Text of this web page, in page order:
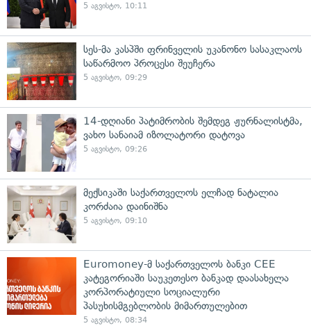
5 აგვისტო, 10:11
სეს-მა კასპში ფრინველის უკანონო სასაკლაოს
საწარმოო პროცესი შეუჩერა
5 აგვისტო, 09:29
14-დღიანი პატიმრობის შემდეგ ჟურნალისტმა,
ვახო სანაიამ იზოლატორი დატოვა
5 აგვისტო, 09:26
მექსიკაში საქართველოს ელჩად ნატალია
კორძაია დაინიშნა
5 აგვისტო, 09:10
Euromoney-მ საქართველოს ბანკი CEE
კატეგორიაში საუკეთესო ბანკად დაასახელა
კორპორატიული სოციალური
პასუხისმგებლობის მიმართულებით
5 აგვისტო, 08:34